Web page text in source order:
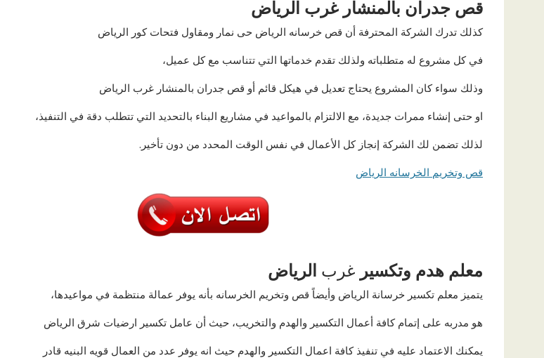
قص جدران بالمنشار غرب الرياض
كذلك تدرك الشركة المحترفة أن قص خرسانه الرياض حى نمار ومقاول فتحات كور الرياض
في كل مشروع له متطلباته ولذلك تقدم خدماتها التي تتناسب مع كل عميل،
وذلك سواء كان المشروع يحتاج تعديل في هيكل قائم أو قص جدران بالمنشار غرب الرياض
او حتى إنشاء ممرات جديدة، مع الالتزام بالمواعيد في مشاريع البناء بالتحديد التي تتطلب دقة في التنفيذ،
لذلك تضمن لك الشركة إنجاز كل الأعمال في نفس الوقت المحدد من دون تأخير.
قص وتخريم الخرسانه الرياض
معلم هدم وتكسير غرب الرياض
يتميز معلم تكسير خرسانة الرياض وأيضاً قص وتخريم الخرسانه بأنه يوفر عمالة منتظمة في مواعيدها،
هو مدربه على إتمام كافة أعمال التكسير والهدم والتخريب، حيث أن عامل تكسير ارضيات شرق الرياض
يمكنك الاعتماد عليه في تنفيذ كافة اعمال التكسير والهدم حيث انه يوفر عدد من العمال قويه البنيه قادر